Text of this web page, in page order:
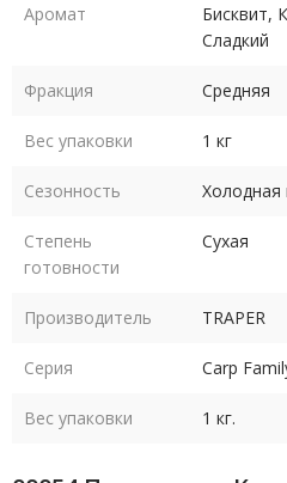
Аромат
Бисквит,
Сладкий
Фракция Средняя
Вес упаковки 1 кг
Сезонность Холодная
Степень
готовности
Сухая
Производитель TRAPER
Серия Carp
Вес упаковки 1 кг.